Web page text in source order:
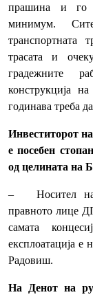
прашина и го
минимум. Сите
транспортната
трасата и
градежните
конструкција
годинава треба
Инвеститорот
е посебен
од целината на
– Носител на
правното лице
самата
експлоатација
Радовиш.
На Денот на